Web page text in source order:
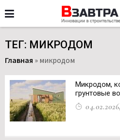
ТЕГ: МИКРОДОМ
Главная » микродом
Микродом,
грунтовые